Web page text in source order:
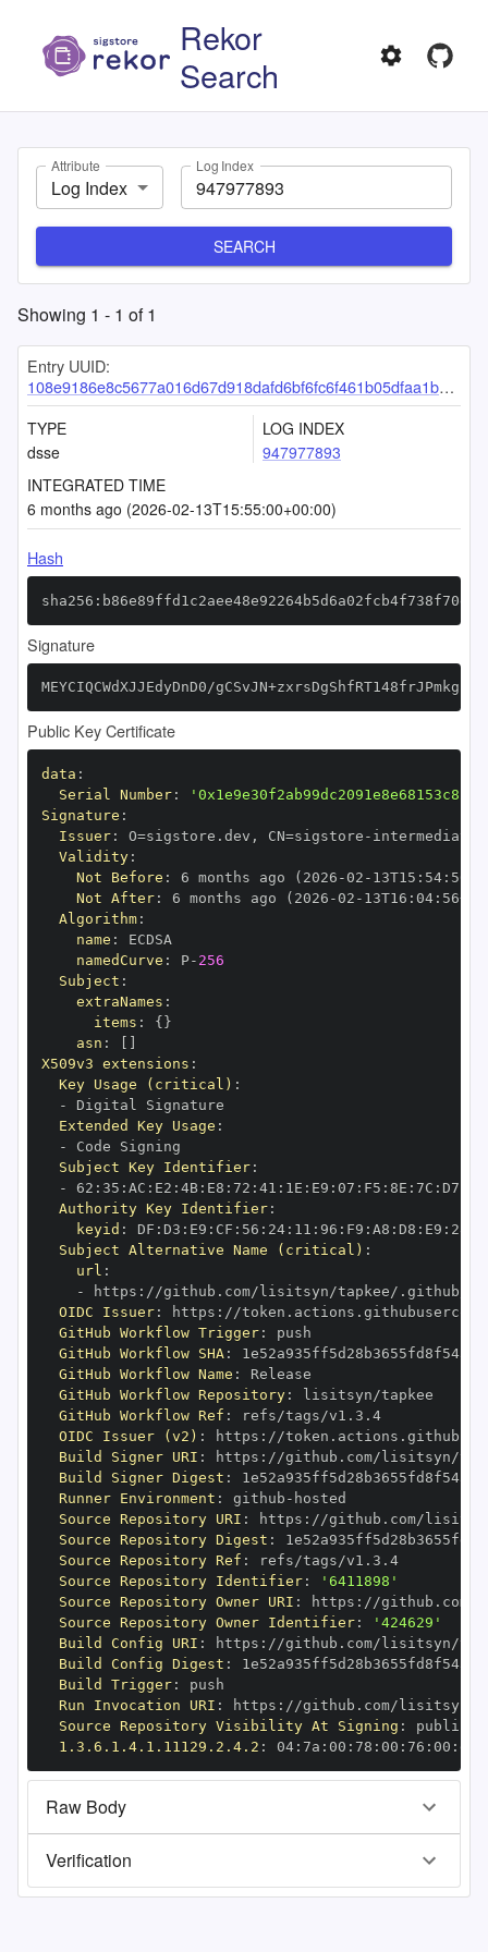
Rekor
Search
Attribute
Log Index
Log Index
SEARCH
Showing 1 - 1 of1
Entry UUID:
108e9186e8c5677a016d67d918dafd6bf6fc6f461b05dfaa1b498f7aa64edc7f4011357a6c0a2e81
TYPE
dsse
LOG INDEX
947977893
INTEGRATED TIME
6 months ago (2026-02-13T15:55:00+00:00)
Hash
Signature
MEYCIQCWdXJJEdyDnD0/
Public Key Certificate
data :
Serial Number:
Signature :
Issuer: O=sigstore.dev , CN=sigstore -
Validity:
Not Before : 6 months ago (2026 -02 - 13T15 : 54:
Not After: 6 months ago (2026 -02 - 13T16 : 04: 56+00
Algorithm:
name :
namedCurve : P- 256
Subject :
extraNames :
items : { }
asn :
X509v3 extensions :
Key Usage (critical) :
-
Extended Key Usage :
-
Subject Key Identifier:
-
62 : 35 : AC : E2 : 4B: E8 : 72 : 41 : 1E : E9 : 07 : F5 : 8E : 7C : D7
Authority Key Identifier:
keyid : DF : D3 : E9 : CF : 56 : 24: 11 : 96 : F9 : A8 : D8 : E9 : 28
Subject Alternative Name (critical) :
url :
-
https :
OIDC Issuer: https :
GitHub Workflow Trigger:
GitHub Workflow SHA:
GitHub Workflow Name :
GitHub Workflow Repository:
GitHub Workflow Ref :
refs/tags/v1.3.4
OIDC Issuer (v2) : https :
Build Signer URI : https :
Build Signer Digest :
Runner Environment : github -
Source Repository URI : https :
Source Repository Digest :
Source Repository Ref :
refs/tags/v1.3.4
Source Repository Identifier:
'6411898'
Source Repository Owner URI : https :
Source Repository Owner Identifier:
'424629'
Build Config URI : https :
Build Config Digest :
Build Trigger:
Run Invocation URI : https :
Source Repository Visibility At Signing :
1.3.6.1.4.1.11129.2.4.2 : 04: 7a : 00 : 78 : 00 : 76 : 00 : dd
Raw Body
Verification